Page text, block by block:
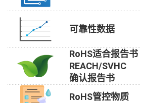
可靠性数据
RoHS适合报告书
REACH/SVHC
确认报告书
RoHS管控物质